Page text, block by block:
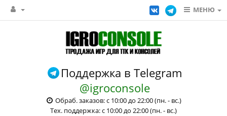
МЕНЮ
Поддержка в Telegram
@igroconsole
Обраб. заказов: с 10:00 до 22:00 (пн. - вс.)
Тех. поддержка: с 10:00 до 22:00 (пн. - вс.)